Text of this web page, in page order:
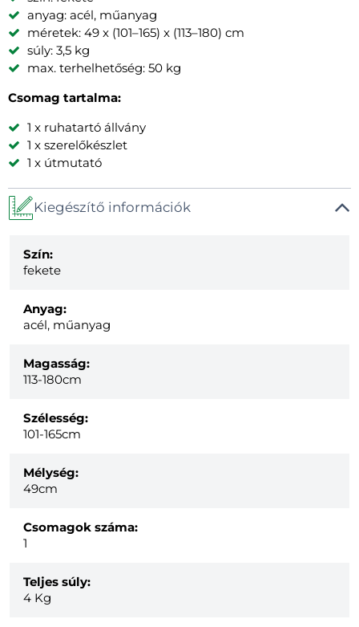
anyag: acél, műanyag
méretek: 49 x (101–165) x (113–180) cm
súly: 3,5 kg
max. terhelhetőség: 50 kg
Csomag tartalma:
1 x ruhatartó állvány
1 x szerelőkészlet
1 x útmutató
Kiegészítő információk
Szín:
fekete
Anyag:
acél, műanyag
Magasság:
113-180cm
Szélesség:
101-165cm
Mélység:
49cm
Csomagok száma:
1
Teljes súly:
4 Kg